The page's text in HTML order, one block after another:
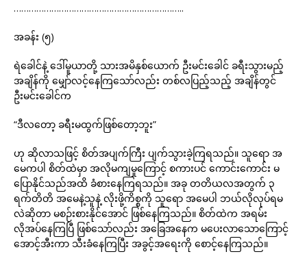
…………………………………………………………..
အခန်း (၅)
ရဲခေါင်နဲ့ ဒေါ်မူယာတို့ သားအမိနှစ်ယောက် ဦးမင်းခေါင် ခရီးသွားမည့်
အချိန်ကို မျှော်လင့်နေကြသော်လည်း တစ်လပြည့်သည့် အချိန်တွင်
ဦးမင်းခေါင်က
“ဒီလတော့ ခရီးမထွက်ဖြစ်တော့ဘူး”
ဟု ဆိုလာသဖြင့် စိတ်အပျက်ကြီး ပျက်သွားခဲ့ကြရသည်။ သူရော အ
မေကပါ စိတ်ထဲမှာ အလိုမကျမှုကြောင့် စကားပင် ကောင်းကောင်း မ
ပြောနိုင်သည်အထိ ခံစားနေကြရသည်။ အခု တတိယလအတွက် ၃
ရက်တိတိ အမေနဲ့သူနဲ့ လိုးဖို့ကိစ္စကို သူရော အမေပါ ဘယ်လိုလုပ်ရမ
လဲဆိုတာ မစဉ်းစားနိုင်အောင် ဖြစ်နေကြသည်။ စိတ်ထဲက အရမ်း
လိုအပ်နေကြပြီ ဖြစ်သော်လည်း အခြေအနေက မပေးလာသောကြောင့်
အောင့်အီးကာ သီးခံနေကြပြီး အခွင့်အရေးကို စောင့်နေကြသည်။